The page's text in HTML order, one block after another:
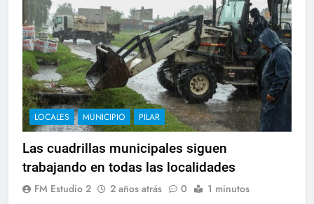
LOCALES MUNICIPIO PILAR
Las cuadrillas municipales siguen
trabajando en todas las localidades
FM Estudio 2 2 años atrás 0 1 minutos